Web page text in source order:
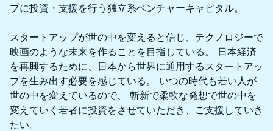
プに投資・支援を行う独立系ベンチャーキャピタル。
スタートアップが世の中を変えると信じ、テクノロジーで
映画のような未来を作ることを目指している。 日本経済
を再興するために、日本から世界に通用するスタートアッ
プを生み出す必要を感じている。 いつの時代も若い人が
世の中を変えているので、 斬新で柔軟な発想で世の中を
変えていく若者に投資をさせていただき、ご支援していき
たい。